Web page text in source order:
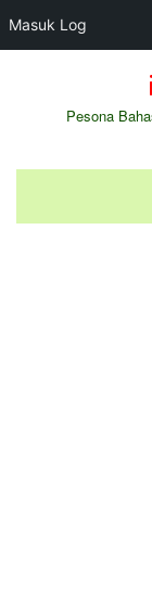
Masuk Log
Pesona